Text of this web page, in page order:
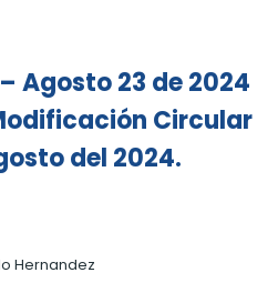
Agosto 23 de 2024
Circular
del 2024.
Hernandez